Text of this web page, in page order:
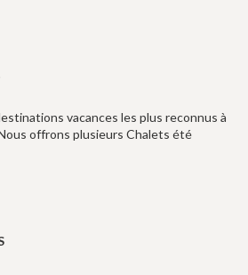
vacances les plus reconnus à
offrons plusieurs Chalets été